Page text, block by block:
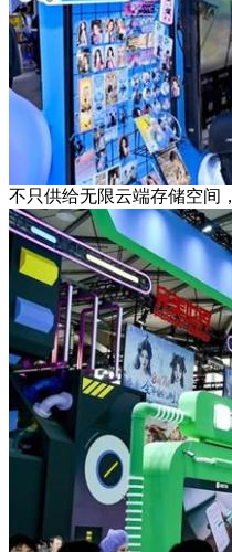
不只供给无限云端存储空间，